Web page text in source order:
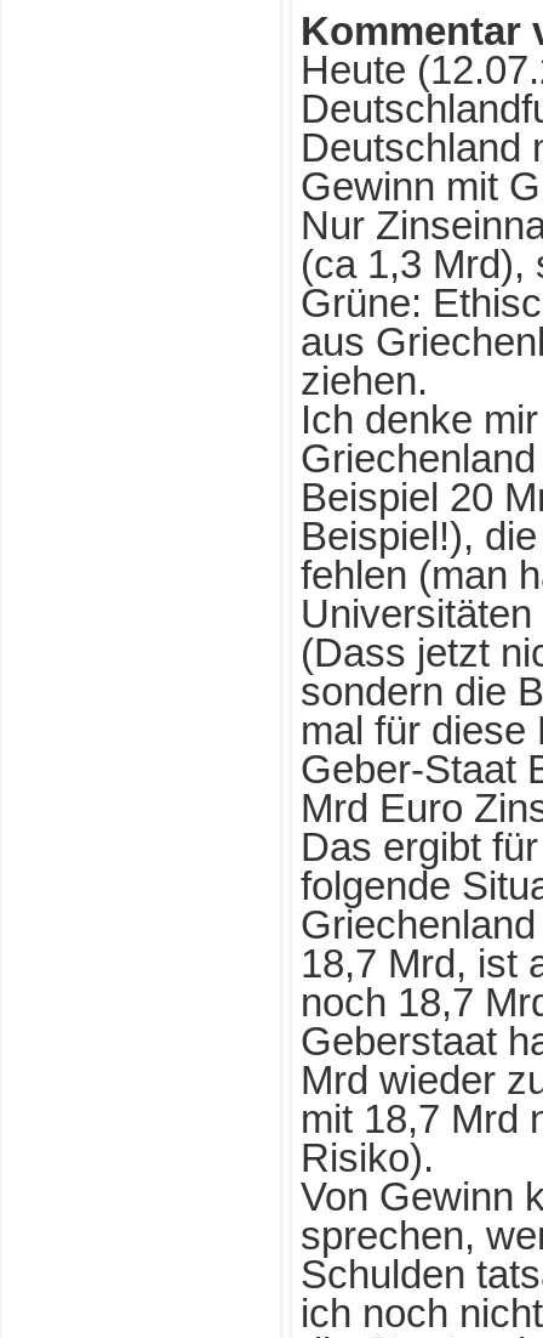
Kommentar
Heute
Deutschland
Gewinn mit
Nur
(ca 1,3 Mrd),
Grüne:
aus
ziehen.
Ich denke
Beispiel 20
Beispiel!),
fehlen (man
(Dass jetzt
sondern die
mal für diese
Geber-Staat
Mrd Euro
Das ergibt
folgende
18,7 Mrd, ist
noch 18,7
Geberstaat
Mrd wieder
mit 18,7 Mrd
Risiko).
Von Gewinn
sprechen,
Schulden
ich noch